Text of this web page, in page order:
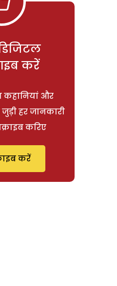
करें
कहानियां और
हर जानकारी
करिए
करें